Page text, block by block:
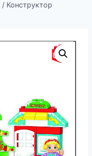
/ Конструктор